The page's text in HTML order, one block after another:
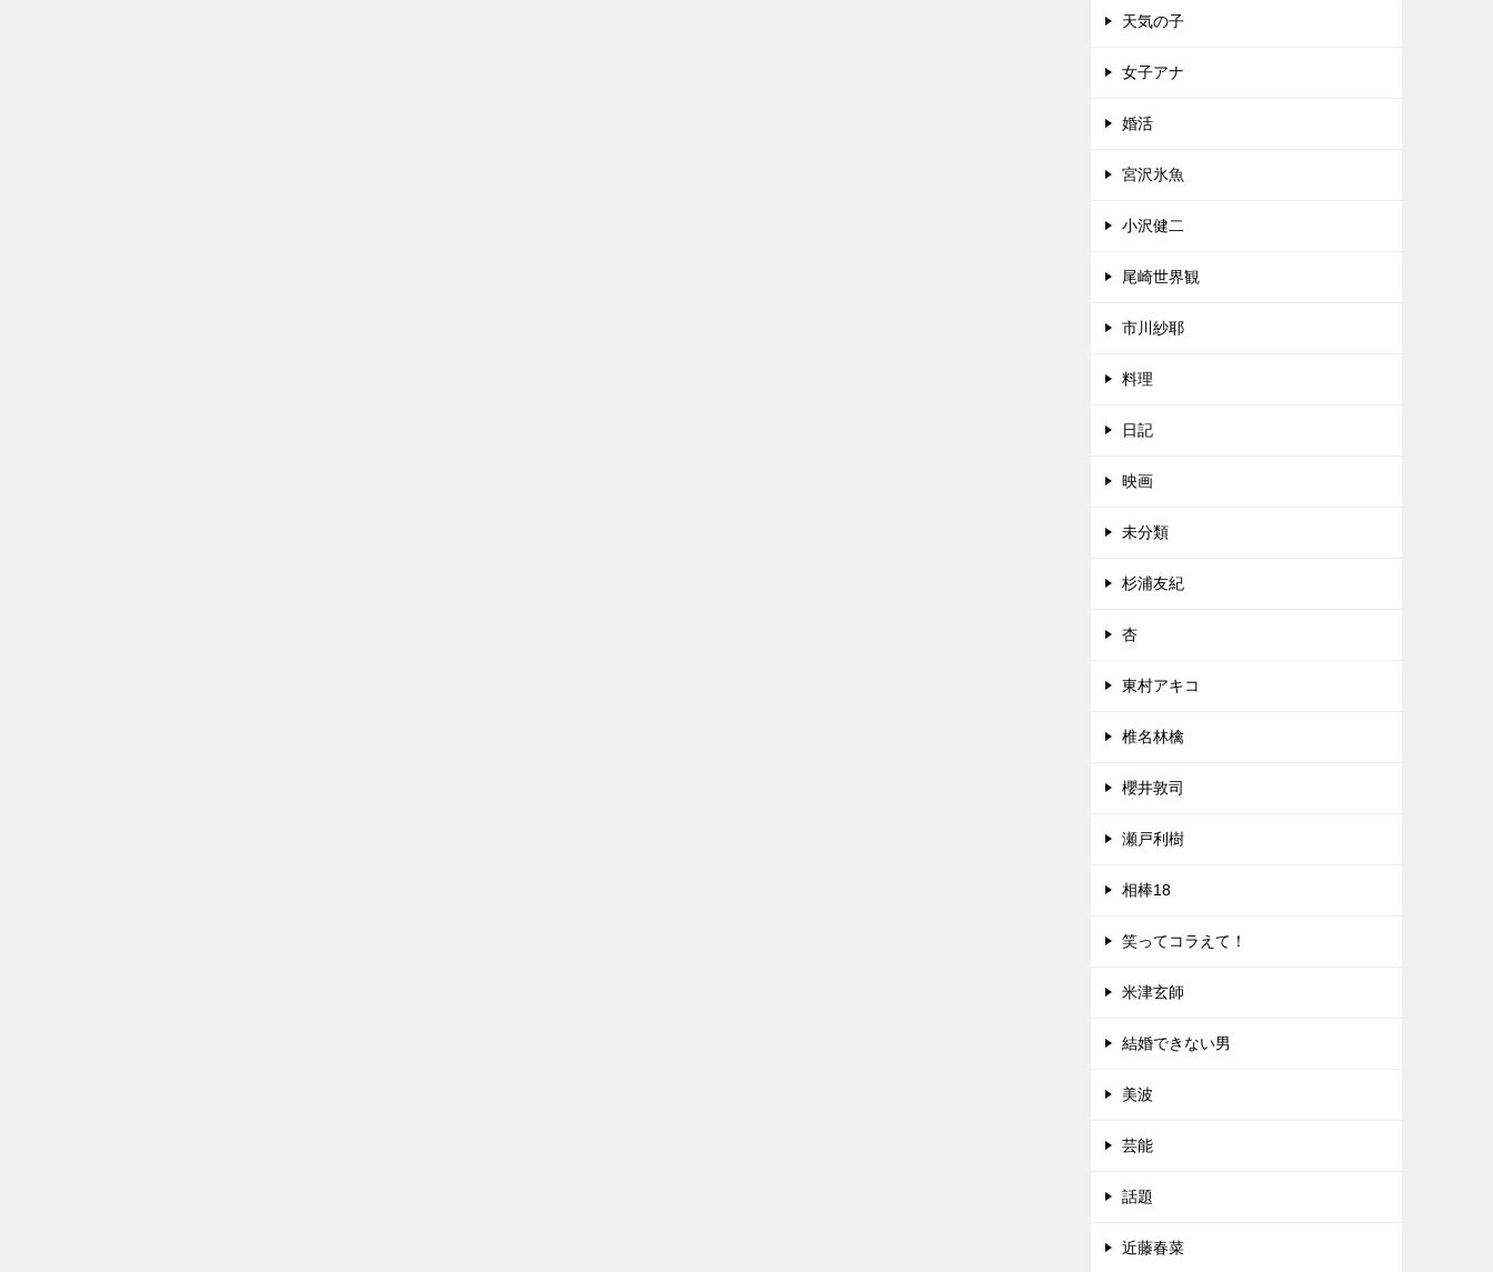
天気の子
女子アナ
婚活
宮沢氷魚
小沢健二
尾崎世界観
市川紗耶
料理
日記
映画
未分類
杉浦友紀
杏
東村アキコ
椎名林檎
櫻井敦司
瀬戸利樹
相棒18
笑ってコラえて！
米津玄師
結婚できない男
美波
芸能
話題
近藤春菜